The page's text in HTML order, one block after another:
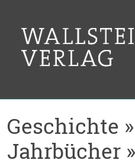
Geschichte
Jahrbücher